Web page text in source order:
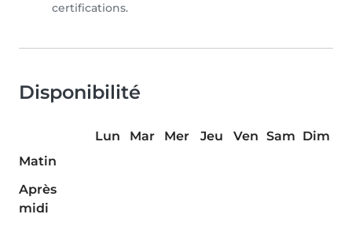
certifications.
Disponibilité
Lun Mar Mer Jeu Ven Sam Dim
Matin
Après
midi